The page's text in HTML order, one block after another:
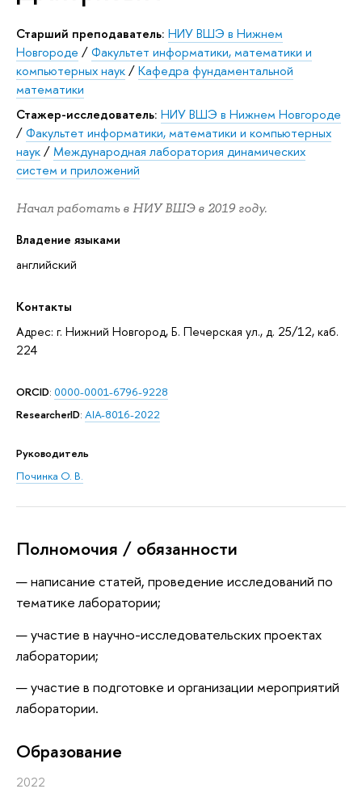
Старший преподаватель: НИУ ВШЭ в Нижнем
Новгороде /Факультет информатики, математики и
компьютерных наук/Кафедра фундаментальной
математики
Стажер-исследователь: НИУ ВШЭ в Нижнем Новгороде
/Факультет информатики, математики и компьютерных
наук/Международная лаборатория динамических
систем и приложений
Начал работать в НИУ ВШЭ в 2019 году.
Владение языками
английский
Контакты
Адрес: г. Нижний Новгород, Б. Печерская ул., д. 25/12, каб.
224
ORCID: 0000-0001-6796-9228
ResearcherID: AIA-8016-2022
Руководитель
Починка О. В.
Полномочия / обязанности
написание статей, проведение исследований по
тематике лаборатории;
участие в научно-исследовательских проектах
лаборатории;
участие в подготовке и организации мероприятий
лаборатории.
Oбразование
2022